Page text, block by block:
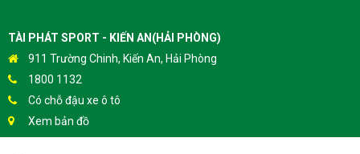
TÀI PHÁT SPORT - KIẾN AN(HẢI PHÒNG)
911 Trường Chinh, Kiến An, Hải Phòng
1800 1132
Có chỗ đậu xe ô tô
Xem bản đồ